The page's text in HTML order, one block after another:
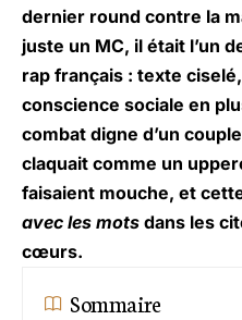
dernier round contre la
juste un MC, il était l’un
rap français : texte
conscience sociale en
combat digne d’un
claquait comme un
faisaient mouche, et
avec les mots dans les
cœurs.
Sommaire